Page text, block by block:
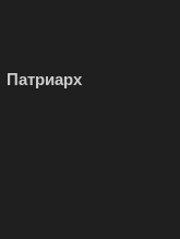
Патриарх